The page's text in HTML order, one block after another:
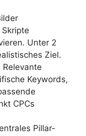
Unter 2
Ziel.
Relevante
Keywords,
CPCs
Pillar-